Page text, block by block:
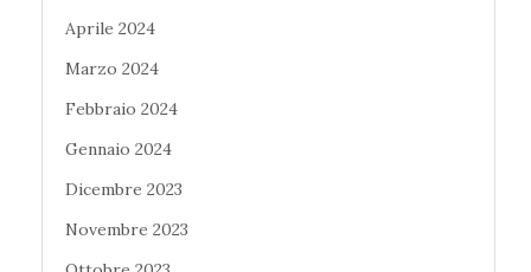
Aprile 2024
Marzo 2024
Febbraio 2024
Gennaio 2024
Dicembre 2023
Novembre 2023